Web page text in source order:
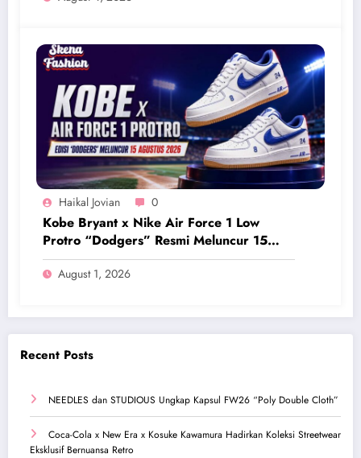
Haikal Jovian 0
Kobe Bryant x Nike Air Force 1 Low
Protro “Dodgers” Resmi Meluncur 15
Agustus 2026
August 1, 2026
Recent Posts
NEEDLES dan STUDIOUS Ungkap Kapsul FW26 “Poly Double Cloth”
Coca-Cola x New Era x Kosuke Kawamura Hadirkan Koleksi Streetwear
Eksklusif Bernuansa Retro